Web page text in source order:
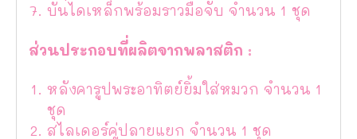
บันไดเหล็กพร้อมราวมือจับ จำนวน 1 ชุด
ส่วนประกอบที่ผลิตจากพลาสติก :
หลังคารูปพระอาทิตย์ยิ้มใส่หมวก จำนวน 1
ชุด
สไลเดอร์คู่ปลายแยก จำนวน 1 ชุด